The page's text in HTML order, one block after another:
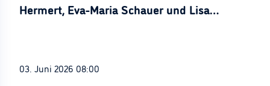
Hermert, Eva-Maria Schauer und Lisa
03. Juni 2026 08:00